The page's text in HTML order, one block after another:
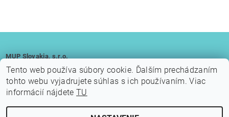
MUP Slovakia, s.r.o.
IČO: 47 528 834
DIČ: 2023951809
IČ DPH: SK 2023951809
Tento web používa súbory cookie. Ďalším prechádzaním
tohto webu vyjadrujete súhlas s ich používaním. Viac
informácií nájdeteTU